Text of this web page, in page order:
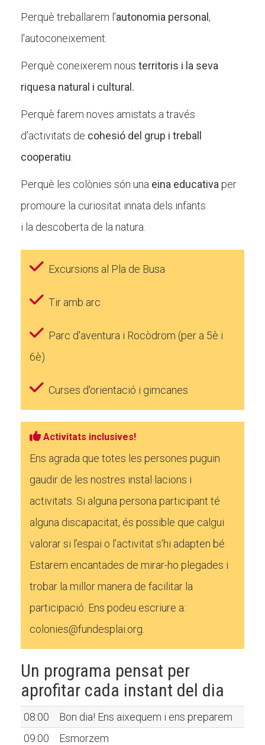
Perquè treballarem l'autonomia personal,
l'autoconeixement.
Perquè coneixerem nous territoris i la seva
riquesa natural i cultural.
Perquè farem noves amistats a través
d'activitats de cohesió del grup i treball
cooperatiu
Perquè les colònies són una eina educativa per
promoure la curiositat innata dels infants
i la descoberta de la natura.
Excursions al Pla de Busa
Tir amb arc
Parc d'aventura i Rocòdrom (per a 5è i
6è)
Curses d'orientació i gimcanes
Activitats inclusives!
Ens agrada que totes les persones puguin
gaudir de les nostres instal·lacions i
activitats. Si alguna persona participant té
alguna discapacitat, és possible que calgui
valorar si l’espai o l’activitat s’hi adapten bé.
Estarem encantades de mirar-ho plegades i
trobar la millor manera de facilitar la
participació. Ens podeu escriure a:
colonies@fundesplai.org.
Un programa pensat per
aprofitar cada instant del dia
08:00
Bon dia! Ens aixequem i ens preparem
09:00
Esmorzem